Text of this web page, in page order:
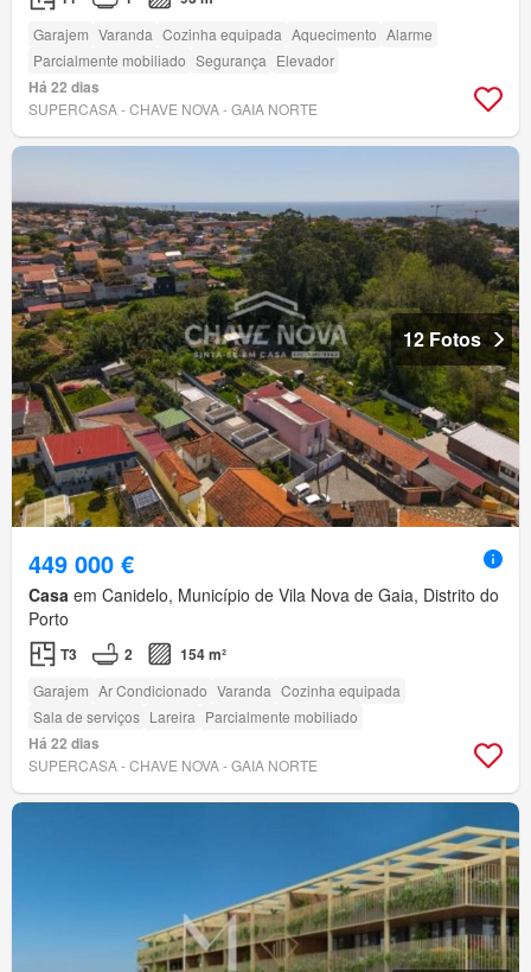
Garajem Varanda Cozinha equipada Aquecimento Alarme
Parcialmente mobiliado Segurança Elevador
Há 22 dias
SUPERCASA - CHAVE NOVA - GAIA NORTE
12 Fotos
449 000 €
Casa em Canidelo, Município de Vila Nova de Gaia, Distrito do
Porto
T3 2 154 m²
Garajem Ar Condicionado Varanda Cozinha equipada
Sala de serviços Lareira Parcialmente mobiliado
Há 22 dias
SUPERCASA - CHAVE NOVA - GAIA NORTE